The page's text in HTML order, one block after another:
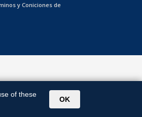
y Coniciones de
of these
OK